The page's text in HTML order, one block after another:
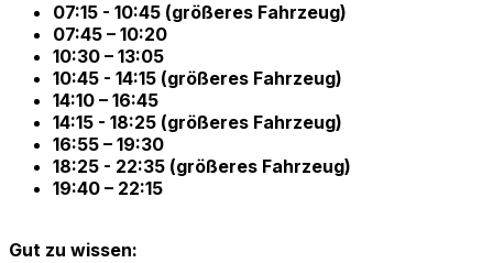
07:15 - 10:45 (größeres Fahrzeug)
07:45 – 10:20
10:30 – 13:05
10:45 - 14:15 (größeres Fahrzeug)
14:10 – 16:45
14:15 - 18:25 (größeres Fahrzeug)
16:55 – 19:30
18:25 - 22:35 (größeres Fahrzeug)
19:40 – 22:15
Gut zu wissen: